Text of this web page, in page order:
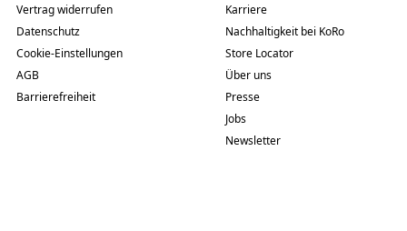
Vertrag widerrufen
Datenschutz
Cookie-Einstellungen
AGB
Barrierefreiheit
Karriere
Nachhaltigkeit bei KoRo
Store Locator
Über uns
Presse
Jobs
Newsletter